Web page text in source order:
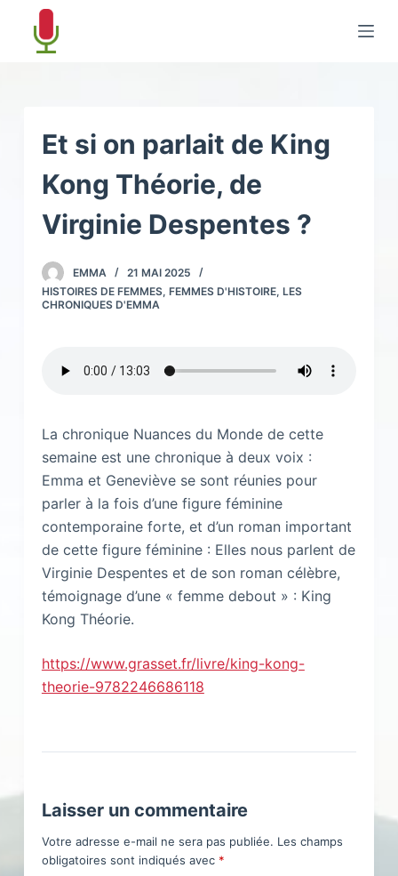
Et si on parlait de King
Kong Théorie, de
Virginie Despentes ?
EMMA
21 MAI 2025
HISTOIRES DE FEMMES, FEMMES D'HISTOIRE, LES
CHRONIQUES D'EMMA
La chronique Nuances du Monde de cette
semaine est une chronique à deux voix :
Emma et Geneviève se sont réunies pour
parler à la fois d’une figure féminine
contemporaine forte, et d’un roman important
de cette figure féminine : Elles nous parlent de
Virginie Despentes et de son roman célèbre,
témoignage d’une « femme debout » : King
Kong Théorie.
https://www.grasset.fr/livre/king-kong-
theorie-9782246686118
Laisser un commentaire
Votre adresse e-mail ne sera pas publiée. Les champs
obligatoires sont indiqués avec *